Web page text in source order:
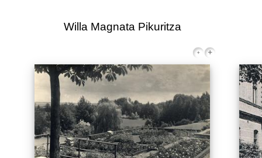
Willa Magnata Pikuritza